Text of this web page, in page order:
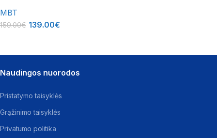
MBT
159.00€ 139.00€
Naudingos nuorodos
Pristatymo taisyklės
Grąžinimo taisyklės
Privatumo politika